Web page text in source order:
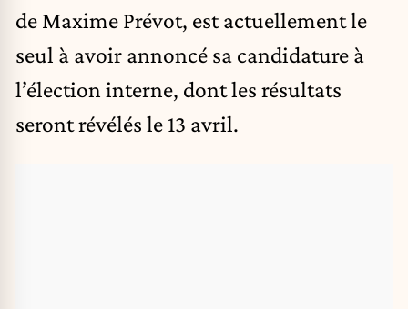
de Maxime Prévot, est actuellement le
seul à avoir annoncé sa candidature à
l’élection interne, dont les résultats
seront révélés le 13 avril.